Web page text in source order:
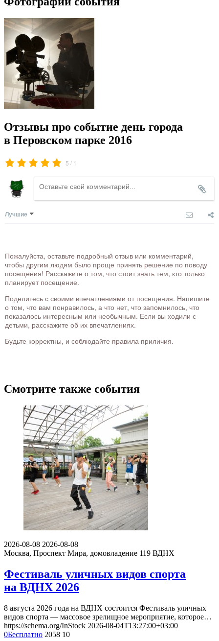
Отзывы про событие день города
в Перовском парке 2016
5 / 1
Лучшие
Пожалуйста, оставьте подробный отзыв или комментарий,
чтобы другим людям было проще принять решение по поводу
посещения! Расскажите о том, что стоит знать тем, кто только
планирует посещение.
Поделитесь с своими впечатлениями от посещения. Напишите
о том, что вам понравилось, а что нет, что запомнилось, что
показалось интересным или необычным. Если вы ходили с
детьми, расскажите об их впечатлениях.
Будьте корректны, и соблюдайте правила приличия.
Смотрите также события
2026-08-08 2026-08-08
Москва, Проспект Мира, домовладение 119 ВДНХ
Фестиваль уличных видов спорта
на ВДНХ 2026
8 августа 2026 года на ВДНХ состоится Фестиваль уличных
видов спорта — массовое зрелищное мероприятие, которое…
https://schema.org/InStock 2026-08-04T13:27:00+03:00
0Бесплатно 2058 10